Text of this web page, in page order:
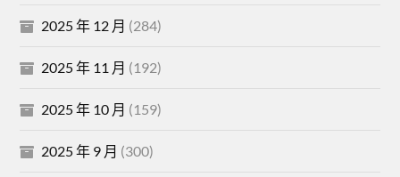
2025 年 12 月 (284)
2025 年 11 月 (192)
2025 年 10 月 (159)
2025 年 9 月 (300)